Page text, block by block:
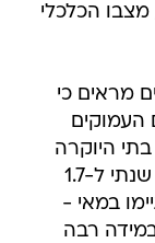
הכלכלי
מראים כי
העמוקים
היוקרה
באזור פרובידנס עלו ב-6.3% בחישוב שנתי ל-1.7
במאי -
רבה